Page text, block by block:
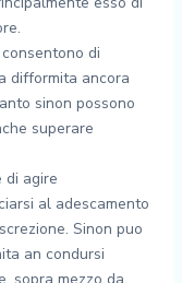
di
difformita ancora
sinon possono
superare
di agire
al adescamento
Sinon puo
an condursi